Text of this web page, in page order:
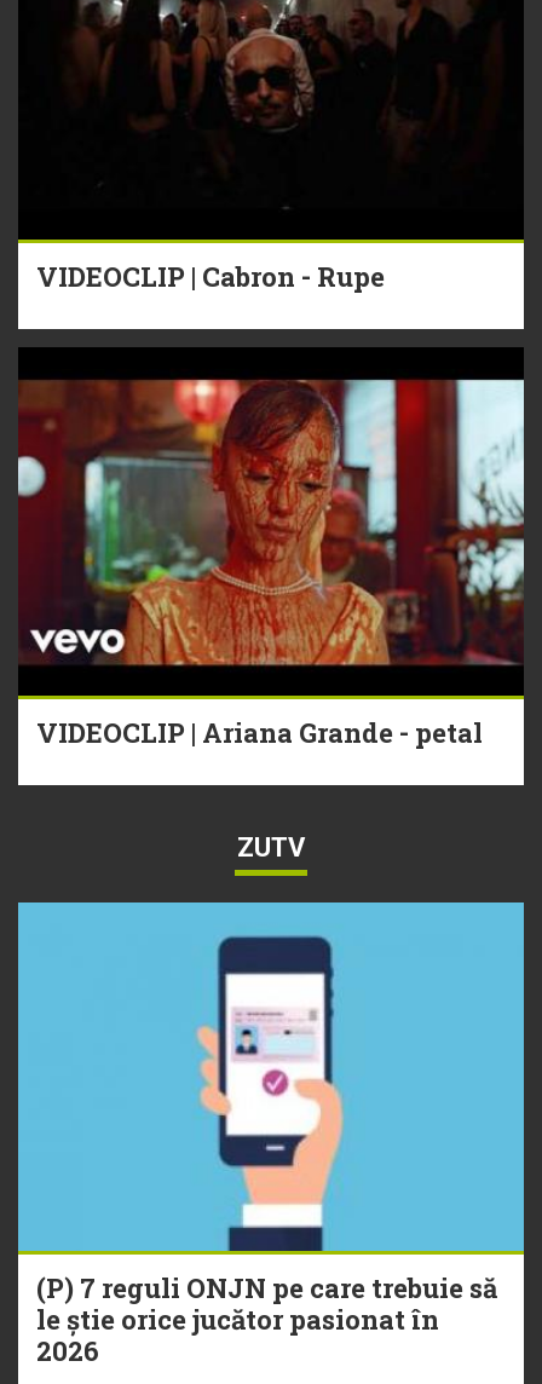
VIDEOCLIP | Cabron - Rupe
VIDEOCLIP | Ariana Grande - petal
ZUTV
(P) 7 reguli ONJN pe care trebuie să
le știe orice jucător pasionat în
2026